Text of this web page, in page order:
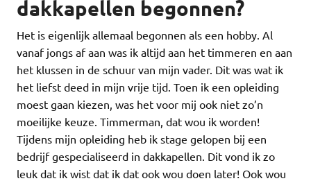
dakkapellen begonnen?
Het is eigenlijk allemaal begonnen als een hobby. Al
vanaf jongs af aan was ik altijd aan het timmeren en aan
het klussen in de schuur van mijn vader. Dit was wat ik
het liefst deed in mijn vrije tijd. Toen ik een opleiding
moest gaan kiezen, was het voor mij ook niet zo’n
moeilijke keuze. Timmerman, dat wou ik worden!
Tijdens mijn opleiding heb ik stage gelopen bij een
bedrijf gespecialiseerd in dakkapellen. Dit vond ik zo
leuk dat ik wist dat ik dat ook wou doen later! Ook wou